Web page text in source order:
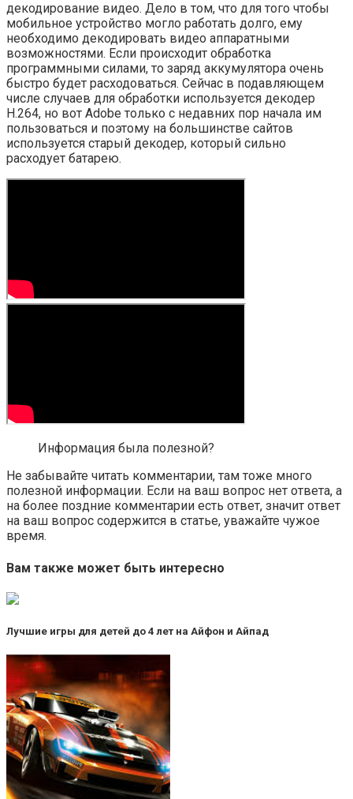
декодирование видео. Дело в том, что для того чтобы
мобильное устройство могло работать долго, ему
необходимо декодировать видео аппаратными
возможностями. Если происходит обработка
программными силами, то заряд аккумулятора очень
быстро будет расходоваться. Сейчас в подавляющем
числе случаев для обработки используется декодер
H.264, но вот Adobe только с недавних пор начала им
пользоваться и поэтому на большинстве сайтов
используется старый декодер, который сильно
расходует батарею.
Информация была полезной?
Не забывайте читать комментарии, там тоже много
полезной информации. Если на ваш вопрос нет ответа, а
на более поздние комментарии есть ответ, значит ответ
на ваш вопрос содержится в статье, уважайте чужое
время.
Вам также может быть интересно
Лучшие игры для детей до 4 лет на Айфон и Айпад